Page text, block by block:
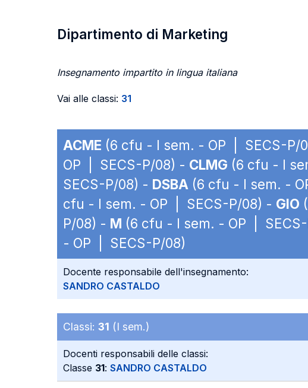
Dipartimento di Marketing
Insegnamento impartito in lingua italiana
Vai alle classi: 31
ACME (6 cfu - I sem. - OP | SECS-P/
OP | SECS-P/08) - CLMG (6 cfu - I
SECS-P/08) - DSBA (6 cfu - I sem. -
cfu - I sem. - OP | SECS-P/08) - GIO
P/08) - M (6 cfu - I sem. - OP |
- OP | SECS-P/08)
Docente responsabile dell'insegnamento:
SANDRO CASTALDO
Classi: 31 (I sem.)
Docenti responsabili delle classi:
Classe 31: SANDRO CASTALDO